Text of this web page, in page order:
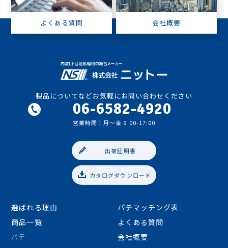
06-6582-4920
営業時間：月〜金 9:00-17:00
よくある質問 会社概要
製品についてなどお気軽にお問い合わせください
06-6582-4920
営業時間：月〜金 9:00-17:00
出荷証明書
カタログダウンロード
選ばれる理由
商品一覧
パテ
パテマッチング表
よくある質問
会社概要